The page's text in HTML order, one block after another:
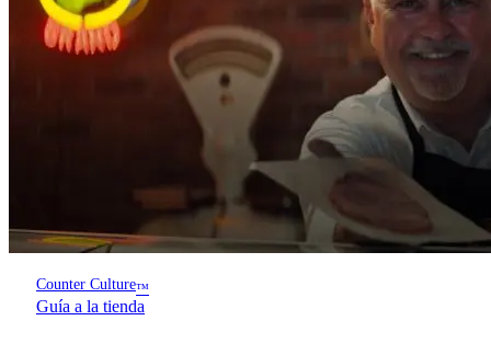
Counter Culture™
Guía a la tienda